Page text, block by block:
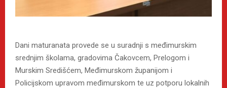
Dani maturanata provede se u suradnji s međimurskim
srednjim školama, gradovima Čakovcem, Prelogom i
Murskim Središćem, Međimurskom županijom i
Policijskom upravom međimurskom te uz potporu lokalnih